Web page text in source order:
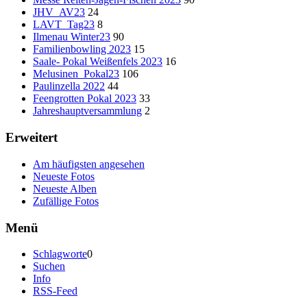
JHV_AV23 24
LAVT_Tag23 8
Ilmenau Winter23 90
Familienbowling 2023 15
Saale- Pokal Weißenfels 2023 16
Melusinen_Pokal23 106
Paulinzella 2022 44
Feengrotten Pokal 2023 33
Jahreshauptversammlung 2
Erweitert
Am häufigsten angesehen
Neueste Fotos
Neueste Alben
Zufällige Fotos
Menü
Schlagworte0
Suchen
Info
RSS-Feed